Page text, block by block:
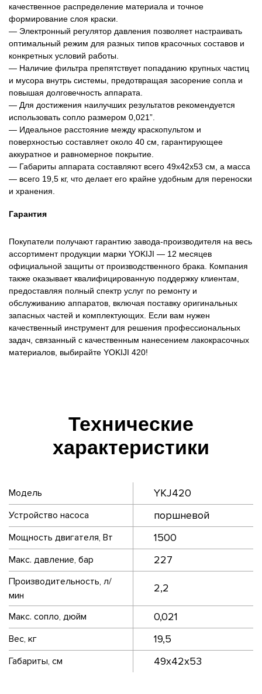
качественное распределение материала и точное
формирование слоя краски.
— Электронный регулятор давления позволяет настраивать
оптимальный режим для разных типов красочных составов и
конкретных условий работы.
— Наличие фильтра препятствует попаданию крупных частиц
и мусора внутрь системы, предотвращая засорение сопла и
повышая долговечность аппарата.
— Для достижения наилучших результатов рекомендуется
использовать сопло размером 0,021”.
— Идеальное расстояние между краскопультом и
поверхностью составляет около 40 см, гарантирующее
аккуратное и равномерное покрытие.
— Габариты аппарата составляют всего 49x42x53 см, а масса
— всего 19,5 кг, что делает его крайне удобным для переноски
и хранения.
Гарантия
Покупатели получают гарантию завода-производителя на весь
ассортимент продукции марки YOKIJI — 12 месяцев
официальной защиты от производственного брака. Компания
также оказывает квалифицированную поддержку клиентам,
предоставляя полный спектр услуг по ремонту и
обслуживанию аппаратов, включая поставку оригинальных
запасных частей и комплектующих. Если вам нужен
качественный инструмент для решения профессиональных
задач, связанный с качественным нанесением лакокрасочных
материалов, выбирайте YOKIJI 420!
Технические
характеристики
Модель YKJ420
Устройство насоса поршневой
Мощность двигателя, Вт 1500
Макс. давление, бар 227
Производительность, л/
мин
2,2
Макс. сопло, дюйм 0,021
Вес, кг 19,5
Габариты, см 49х42х53